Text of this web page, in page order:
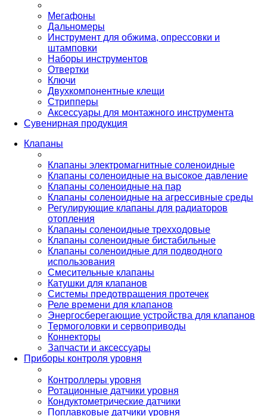
Мегафоны
Дальномеры
Инструмент для обжима, опрессовки и
штамповки
Наборы инструментов
Отвертки
Ключи
Двухкомпонентные клещи
Стрипперы
Аксессуары для монтажного инструмента
Сувенирная продукция
Клапаны
Клапаны электромагнитные соленоидные
Клапаны соленоидные на высокое давление
Клапаны соленоидные на пар
Клапаны соленоидные на агрессивные среды
Регулирующие клапаны для радиаторов
отопления
Клапаны соленоидные трехходовые
Клапаны соленоидные бистабильные
Клапаны соленоидные для подводного
использования
Смесительные клапаны
Катушки для клапанов
Системы предотвращения протечек
Реле времени для клапанов
Энергосберегающие устройства для клапанов
Термоголовки и сервоприводы
Коннекторы
Запчасти и аксессуары
Приборы контроля уровня
Контроллеры уровня
Ротационные датчики уровня
Кондуктометрические датчики
Поплавковые датчики уровня